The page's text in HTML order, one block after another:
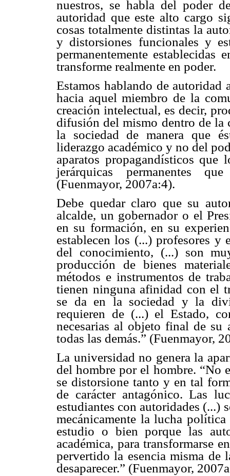
nuestros, se habla del poder
autoridad que este alto cargo
cosas totalmente distintas la
y distorsiones funcionales y
permanentemente establecidas
transforme realmente en poder.
Estamos hablando de autoridad
hacia aquel miembro de la
creación intelectual, es decir,
difusión del mismo dentro de la
la sociedad de manera que
liderazgo académico y no del
aparatos propagandísticos
jerárquicas permanentes
(Fuenmayor, 2007a:4).
Debe quedar claro que su
alcalde, un gobernador o el
en su formación, en su
establecen los (...) profesores y
del conocimiento, (...) son
producción de bienes
métodos e instrumentos de
tienen ninguna afinidad con el
se da en la sociedad y la
requieren de (...) el Estado,
necesarias al objeto final de
todas las demás.” (Fuenmayor,
La universidad no genera la
del hombre por el hombre. “No
se distorsione tanto y en tal
de carácter antagónico. Las
estudiantes con autoridades (...)
mecánicamente la lucha
estudio o bien porque las
académica, para transformarse
pervertido la esencia misma de
desaparecer.” (Fuenmayor,